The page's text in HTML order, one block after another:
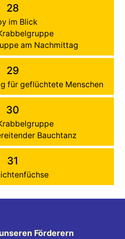
28
im Blick
am Nachmittag
29
für geflüchtete Menschen
30
Bauchtanz
31
Förderern